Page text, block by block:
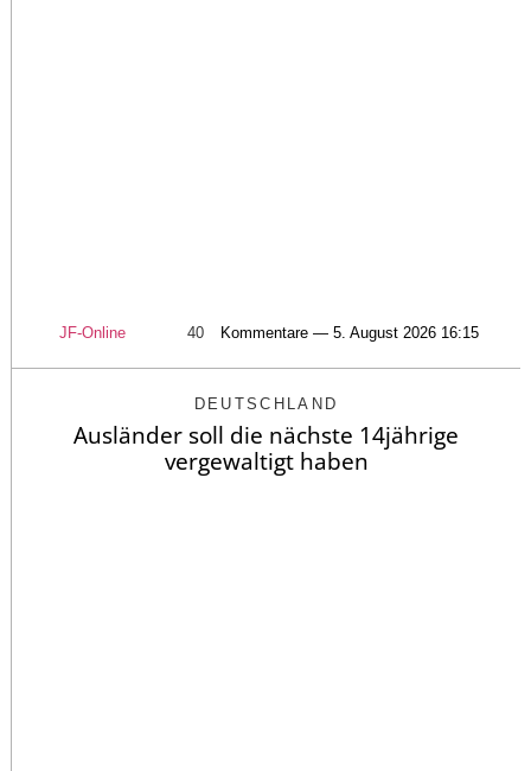
JF-Online 40 Kommentare — 5. August 2026 16:15
DEUTSCHLAND
Ausländer soll die nächste 14jährige
vergewaltigt haben